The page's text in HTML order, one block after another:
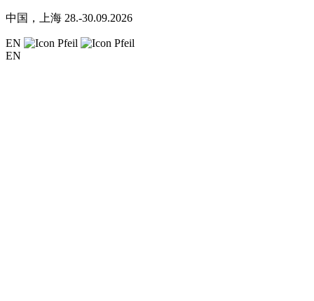
中国，上海 28.-30.09.2026
EN
EN